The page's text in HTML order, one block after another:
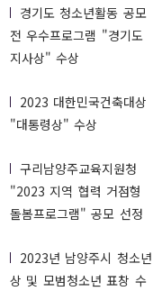
경기도 청소년활동 공모
전 우수프로그램 "경기도
지사상" 수상
2023 대한민국건축대상
"대통령상" 수상
구리남양주교육지원청
"2023 지역 협력 거점형
돌봄프로그램" 공모 선정
2023년 남양주시 청소년
상 및 모범청소년 표창 수